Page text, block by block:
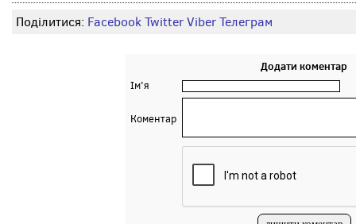
Поділитися: FacebookTwitterViberТелеграм
Додати коментар
Ім'я
Коментар